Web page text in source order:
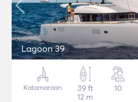
Lagoon 39
Katamaraan
39 ft
12 m
10